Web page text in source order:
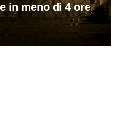
in meno di 4 ore